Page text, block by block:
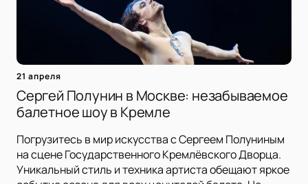
21 апреля
Сергей Полунин в Москве: незабываемое
балетное шоу в Кремле
Погрузитесь в мир искусства с Сергеем Полуниным
на сцене Государственного Кремлёвского Дворца.
Уникальный стиль и техника артиста обещают яркое